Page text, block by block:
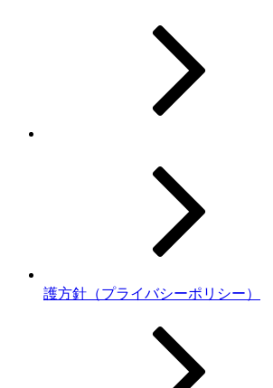
護方針（プライバシーポリシー）